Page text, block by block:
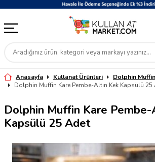
Anasayfa Kullanat Ürünleri
Dolphin
Dolphin Muffin Kare Pembe-Altın Kek Kapsülü 25
Dolphin Muffin Kare Pembe-
Kapsülü 25 Adet